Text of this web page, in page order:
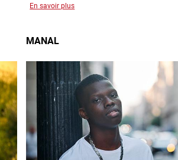
En savoir plus
MANAL